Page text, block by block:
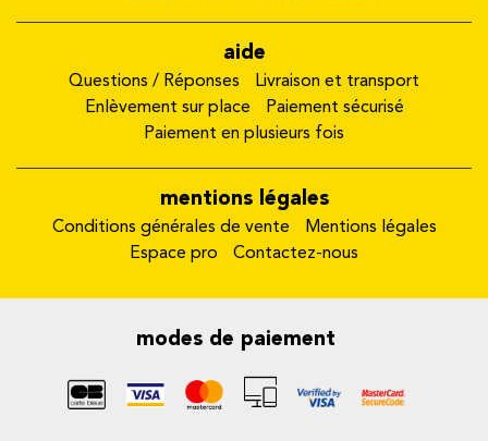
aide
Questions / Réponses
Livraison et transport
Enlèvement sur place
Paiement sécurisé
Paiement en plusieurs fois
mentions légales
Conditions générales de vente
Mentions légales
Espace pro
Contactez-nous
modes de paiement